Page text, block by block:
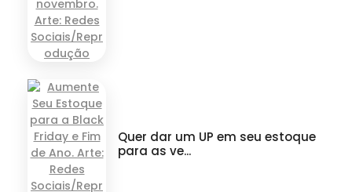
Quer dar um UP em seu estoque
para as ve...